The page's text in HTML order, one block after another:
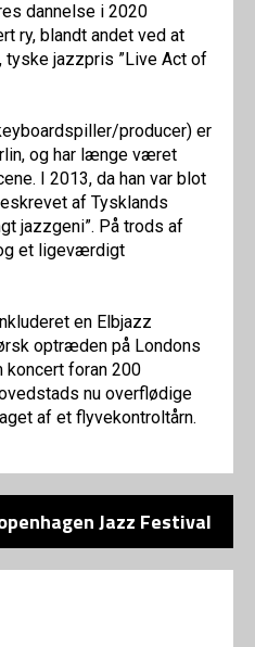
dannelse i 2020
ry, blandt andet ved at
jazzpris ”Live Act of
producer) er
og har længe været
I 2013, da han var blot
af Tysklands
jazzgeni”. På trods af
et ligeværdigt
en Elbjazz
optræden på Londons
koncert foran 200
nu overflødige
af et flyvekontroltårn.
Jazz Festival